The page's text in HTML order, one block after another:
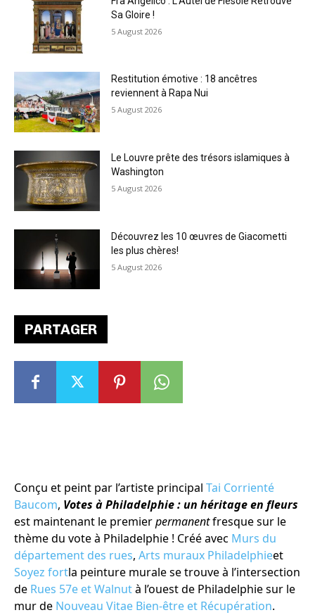
PARTAGER
Conçu et peint par l’artiste principal Tai Corrienté
Baucom, Votes à Philadelphie : un héritage en fleurs
est maintenant le premierpermanentfresque sur le
thème du vote à Philadelphie ! Créé avec Murs du
département des rues, Arts muraux Philadelphieet
Soyez fortla peinture murale se trouve à l’intersection
de Rues 57e et Walnutà l’ouest de Philadelphie sur le
mur de Nouveau Vitae Bien-être et Récupération.
Sa Gloire !
5 August 2026
Restitution émotive : 18 ancêtres
reviennent à Rapa Nui
5 August 2026
Le Louvre prête des trésors islamiques à
Washington
5 August 2026
Découvrez les 10 œuvres de Giacometti
les plus chères!
5 August 2026